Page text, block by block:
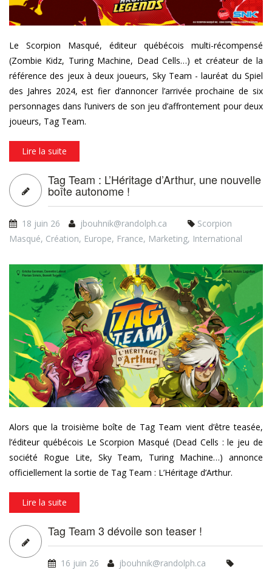
Le Scorpion Masqué, éditeur québécois multi-récompensé
(Zombie Kidz, Turing Machine, Dead Cells…) et créateur de la
référence des jeux à deux joueurs, Sky Team - lauréat du Spiel
des Jahres 2024, est fier d’annoncer l’arrivée prochaine de six
personnages dans l’univers de son jeu d’affrontement pour deux
joueurs, Tag Team.
Lire la suite
Tag Team : L’Héritage d’Arthur, une nouvelle
boîte autonome !
18 juin 26 jbouhnik@randolph.ca
Scorpion
Masqué, Création, Europe, France, Marketing, International
Alors que la troisième boîte de Tag Team vient d’être teasée,
l’éditeur québécois Le Scorpion Masqué (Dead Cells : le jeu de
société Rogue Lite, Sky Team, Turing Machine…) annonce
officiellement la sortie de Tag Team : L’Héritage d’Arthur.
Lire la suite
Tag Team 3 dévoile son teaser !
16 juin 26
jbouhnik@randolph.ca